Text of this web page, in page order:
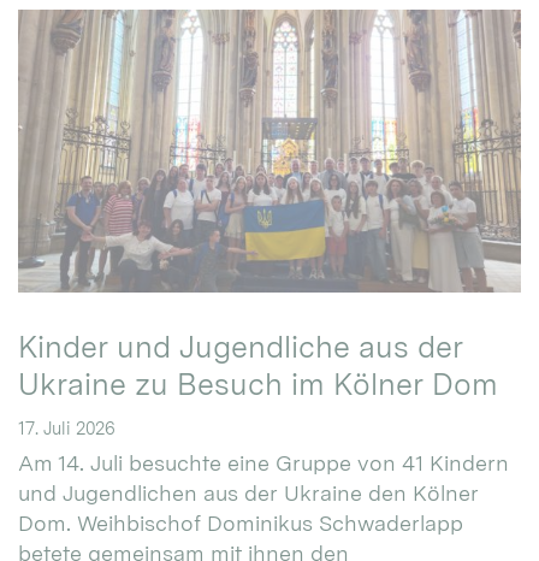
Kinder und Jugendliche aus der
Ukraine zu Besuch im Kölner Dom
17. Juli 2026
Am 14. Juli besuchte eine Gruppe von 41 Kindern
und Jugendlichen aus der Ukraine den Kölner
Dom. Weihbischof Dominikus Schwaderlapp
betete gemeinsam mit ihnen den